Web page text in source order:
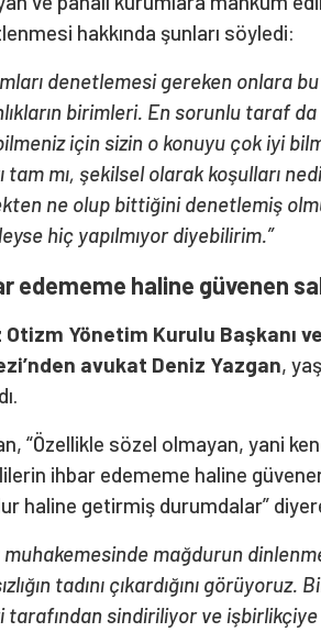
hakkında şunları söyledi:
denetlemesi gereken onlara
birimleri. En sorunlu taraf
için sizin o konuyu çok iyi
tam mı, şekilsel olarak koşulları
ne olup bittiğini denetlemiş
hiç yapılmıyor diyebilirim.”
edememe haline güvenen
Otizm Yönetim Kurulu Başkanı
avukat Deniz Yazgan,
“Özellikle sözel olmayan, yani
ihbar edememe haline
haline getirmiş durumdalar”
muhakemesinde mağdurun
tadını çıkardığını
tarafından sindiriliyor ve